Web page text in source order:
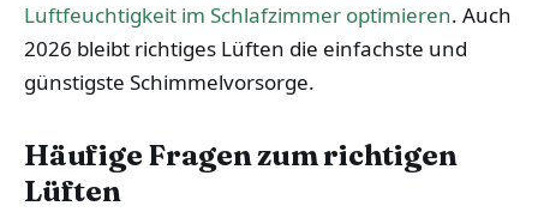
Luftfeuchtigkeit im Schlafzimmer optimieren. Auch
2026 bleibt richtiges Lüften die einfachste und
günstigste Schimmelvorsorge.
Häufige Fragen zum richtigen
Lüften